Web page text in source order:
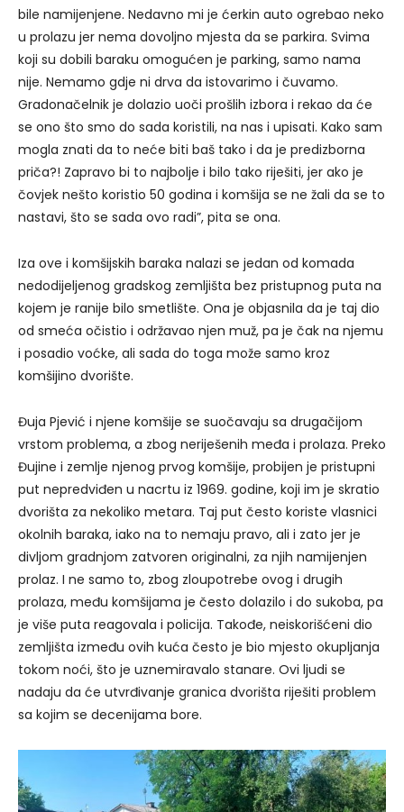
bile namijenjene. Nedavno mi je ćerkin auto ogrebao neko
u prolazu jer nema dovoljno mjesta da se parkira. Svima
koji su dobili baraku omogućen je parking, samo nama
nije. Nemamo gdje ni drva da istovarimo i čuvamo.
Gradonačelnik je dolazio uoči prošlih izbora i rekao da će
se ono što smo do sada koristili, na nas i upisati. Kako sam
mogla znati da to neće biti baš tako i da je predizborna
priča?! Zapravo bi to najbolje i bilo tako riješiti, jer ako je
čovjek nešto koristio 50 godina i komšija se ne žali da se to
nastavi, što se sada ovo radi”, pita se ona.
Iza ove i komšijskih baraka nalazi se jedan od komada
nedodijeljenog gradskog zemljišta bez pristupnog puta na
kojem je ranije bilo smetlište. Ona je objasnila da je taj dio
od smeća očistio i održavao njen muž, pa je čak na njemu
i posadio voćke, ali sada do toga može samo kroz
komšijino dvorište.
Đuja Pjević i njene komšije se suočavaju sa drugačijom
vrstom problema, a zbog neriješenih međa i prolaza. Preko
Đujine i zemlje njenog prvog komšije, probijen je pristupni
put nepredviđen u nacrtu iz 1969. godine, koji im je skratio
dvorišta za nekoliko metara. Taj put često koriste vlasnici
okolnih baraka, iako na to nemaju pravo, ali i zato jer je
divljom gradnjom zatvoren originalni, za njih namijenjen
prolaz. I ne samo to, zbog zloupotrebe ovog i drugih
prolaza, među komšijama je često dolazilo i do sukoba, pa
je više puta reagovala i policija. Takođe, neiskorišćeni dio
zemljišta između ovih kuća često je bio mjesto okupljanja
tokom noći, što je uznemiravalo stanare. Ovi ljudi se
nadaju da će utvrđivanje granica dvorišta riješiti problem
sa kojim se decenijama bore.